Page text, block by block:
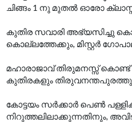
ചിങ്ങം 1 നു മുതൽ ഓരോ
കുതിര സവാരി അഭ്യസിച്ചു
കൊല്ലത്തേക്കും, മിസ്റ്റർ
മഹാരാജാവ് തിരുമനസ്സ്
കുതിരകളും തിരുവനന്തപുരത്തു
കോട്ടയം സർക്കാർ പെൺ
നിറുത്തലിലാക്കുന്നതിനും,